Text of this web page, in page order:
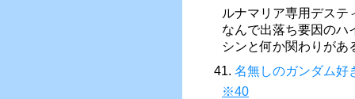
ルナマリア専用デス
なんで出落ち要因のハ
シンと何か関わりが
41. 名無しのガンダム好
※40